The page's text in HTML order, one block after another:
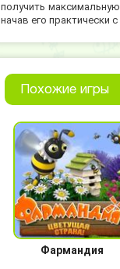
получить
начав его практически
Похожие игры
Фармандия